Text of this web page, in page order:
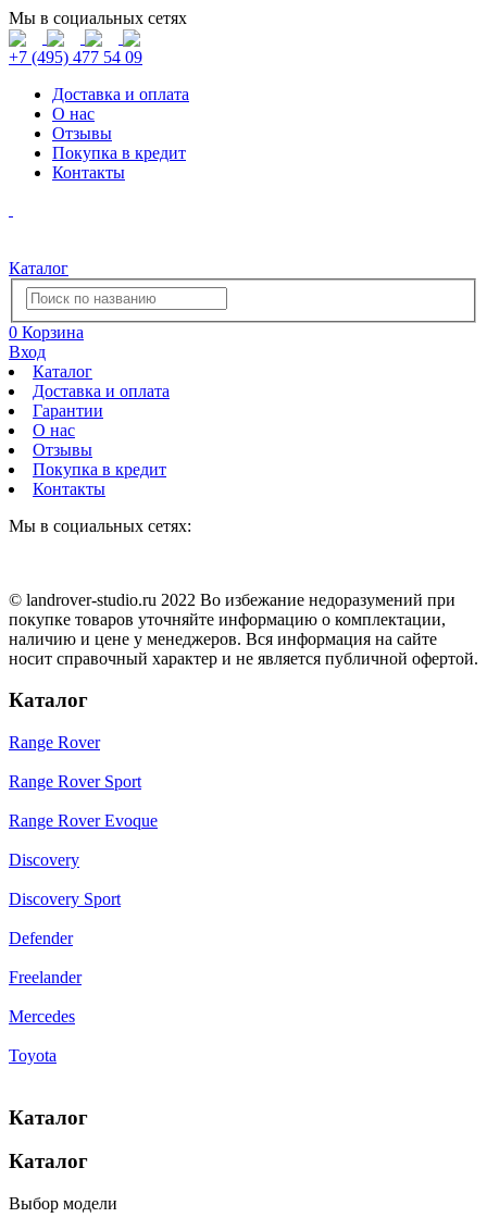
Мы в социальных сетях
+7 (495) 477 54 09
Доставка и оплата
О нас
Отзывы
Покупка в кредит
Контакты
Каталог
0 Корзина
Вход
Каталог
Доставка и оплата
Гарантии
О нас
Отзывы
Покупка в кредит
Контакты
Мы в социальных сетях:
© landrover-studio.ru 2022 Во избежание недоразумений при
покупке товаров уточняйте информацию о комплектации,
наличию и цене у менеджеров. Вся информация на сайте
носит справочный характер и не является публичной офертой.
Каталог
Range Rover
Range Rover Sport
Range Rover Evoque
Discovery
Discovery Sport
Defender
Freelander
Mercedes
Toyota
Каталог
Каталог
Выбор модели